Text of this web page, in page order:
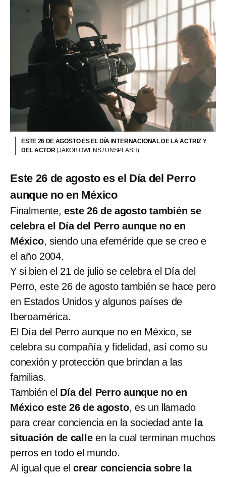
ESTE 26 DE AGOSTO ES EL DÍA INTERNACIONAL DE LA ACTRIZ Y
DEL ACTOR(JAKOB OWENS / UNSPLASH)
Este 26 de agosto es el Día del Perro
aunque no en México
Finalmente,este 26 de agosto también se
celebra el Día del Perro aunque no en
México, siendo una efeméride que se creo e
el año 2004.
Y si bien el 21 de julio se celebra el Día del
Perro, este 26 de agosto también se hace pero
en Estados Unidos y algunos países de
Iberoamérica.
El Día del Perro aunque no en México, se
celebra su compañía y fidelidad, así como su
conexión y protección que brindan a las
familias.
También el Día del Perro aunque no en
México este 26 de agosto, es un llamado
para crear conciencia en la sociedad ante la
situación de calleen la cual terminan muchos
perros en todo el mundo.
Al igual que el crear conciencia sobre la